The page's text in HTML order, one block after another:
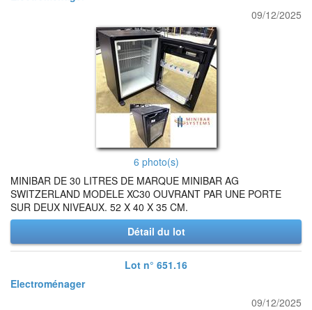
09/12/2025
6 photo(s)
MINIBAR DE 30 LITRES DE MARQUE MINIBAR AG
SWITZERLAND MODELE XC30 OUVRANT PAR UNE PORTE
SUR DEUX NIVEAUX. 52 X 40 X 35 CM.
Détail du lot
Lot n° 651.16
Electroménager
09/12/2025